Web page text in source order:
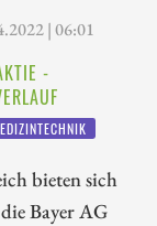
| 06:01
-
bieten sich
Bayer AG